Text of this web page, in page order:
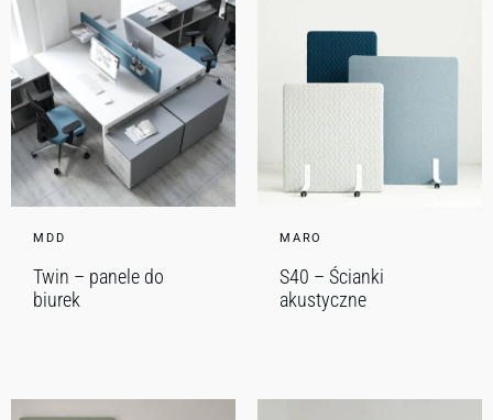
MDD
Twin – panele do
biurek
MARO
S40 – Ścianki
akustyczne